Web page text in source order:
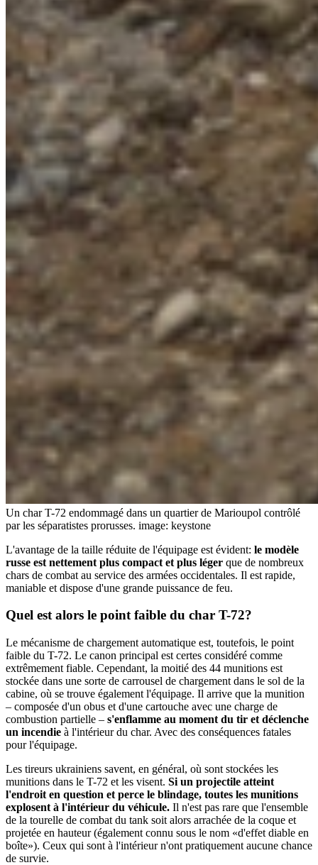
Un char T-72 endommagé dans un quartier de Marioupol contrôlé
par les séparatistes prorusses. image: keystone
L'avantage de la taille réduite de l'équipage est évident: le modèle
russe est nettement plus compact et plus léger que de nombreux
chars de combat au service des armées occidentales. Il est rapide,
maniable et dispose d'une grande puissance de feu.
Quel est alors le point faible du char T-72?
Le mécanisme de chargement automatique est, toutefois, le point
faible du T-72. Le canon principal est certes considéré comme
extrêmement fiable. Cependant, la moitié des 44 munitions est
stockée dans une sorte de carrousel de chargement dans le sol de la
cabine, où se trouve également l'équipage. Il arrive que la munition
– composée d'un obus et d'une cartouche avec une charge de
combustion partielle – s'enflamme au moment du tir et déclenche
un incendie à l'intérieur du char. Avec des conséquences fatales
pour l'équipage.
Les tireurs ukrainiens savent, en général, où sont stockées les
munitions dans le T-72 et les visent. Si un projectile atteint
l'endroit en question et perce le blindage, toutes les munitions
explosent à l'intérieur du véhicule. Il n'est pas rare que l'ensemble
de la tourelle de combat du tank soit alors arrachée de la coque et
projetée en hauteur (également connu sous le nom «d'effet diable en
boîte»). Ceux qui sont à l'intérieur n'ont pratiquement aucune chance
de survie.